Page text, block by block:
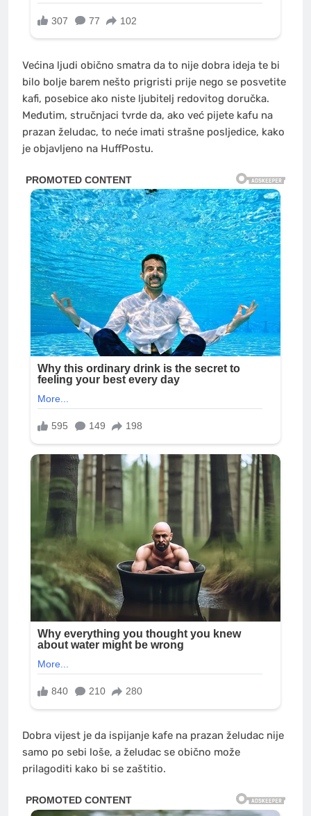
Većina ljudi obično smatra da to nije dobra ideja te bi
bilo bolje barem nešto prigristi prije nego se posvetite
kafi, posebice ako niste ljubitelj redovitog doručka.
Međutim, stručnjaci tvrde da, ako već pijete kafu na
prazan želudac, to neće imati strašne posljedice, kako
je objavljeno na HuffPostu.
Dobra vijest je da ispijanje kafe na prazan želudac nije
samo po sebi loše, a želudac se obično može
prilagoditi kako bi se zaštitio.